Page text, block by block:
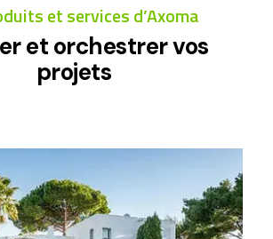
et services d’Axoma
et orchestrer vos
projets